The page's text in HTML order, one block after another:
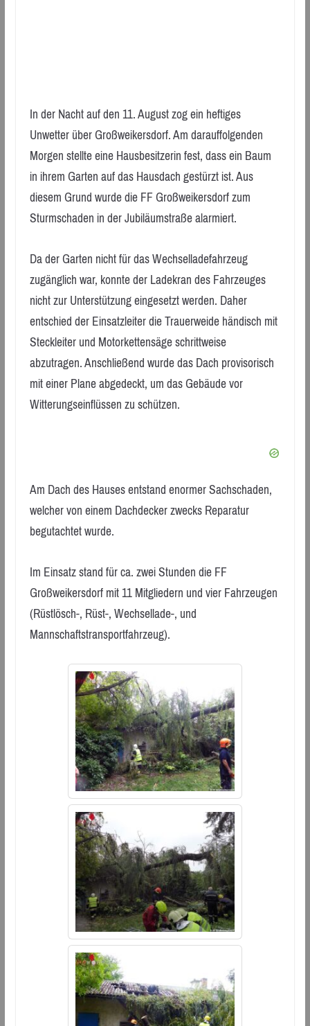
In der Nacht auf den 11. August zog ein heftiges
Unwetter über Großweikersdorf. Am darauffolgenden
Morgen stellte eine Hausbesitzerin fest, dass ein Baum
in ihrem Garten auf das Hausdach gestürzt ist. Aus
diesem Grund wurde die FF Großweikersdorf zum
Sturmschaden in der Jubiläumstraße alarmiert.
Da der Garten nicht für das Wechselladefahrzeug
zugänglich war, konnte der Ladekran des Fahrzeuges
nicht zur Unterstützung eingesetzt werden. Daher
entschied der Einsatzleiter die Trauerweide händisch mit
Steckleiter und Motorkettensäge schrittweise
abzutragen. Anschließend wurde das Dach provisorisch
mit einer Plane abgedeckt, um das Gebäude vor
Witterungseinflüssen zu schützen.
Am Dach des Hauses entstand enormer Sachschaden,
welcher von einem Dachdecker zwecks Reparatur
begutachtet wurde.
Im Einsatz stand für ca. zwei Stunden die FF
Großweikersdorf mit 11 Mitgliedern und vier Fahrzeugen
(Rüstlösch-, Rüst-, Wechsellade-, und
Mannschaftstransportfahrzeug).